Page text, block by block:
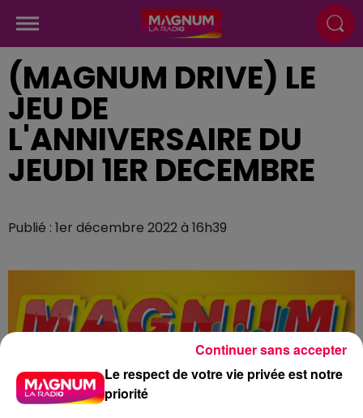
(MAGNUM DRIVE) LE
JEU DE
L'ANNIVERSAIRE DU
JEUDI 1ER DECEMBRE
Publié : 1er décembre 2022 à 16h39
Le respect de votre vie privée est notre
priorité
Continuer sans accepter